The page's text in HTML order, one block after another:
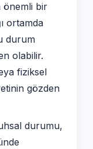
önemli bir
ortamda
durum
olabilir.
fiziksel
gözden
durumu,